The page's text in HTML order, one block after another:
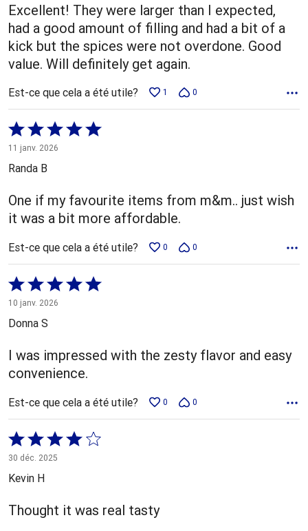
Excellent! They were larger than I expected,
had a good amount of filling and had a bit of a
kick but the spices were not overdone. Good
value. Will definitely get again.
Est-ce que cela a été utile? 1 0
Coté
5 sur
5
11 janv. 2026
Randa B
One if my favourite items from m&m.. just wish
it was a bit more affordable.
Est-ce que cela a été utile? 0 0
Coté
5 sur
5
10 janv. 2026
Donna S
I was impressed with the zesty flavor and easy
convenience.
Est-ce que cela a été utile? 0 0
Coté
4 sur
5
30 déc. 2025
Kevin H
Thought it was real tasty